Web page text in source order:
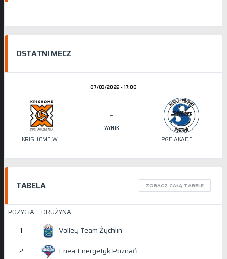
OSTATNI MECZ
07/03/2026 - 17:00
KRISHOME WRZEŚNIA PGE AKADEMIA SIATKÓWKI STILON
-
WYNIK
TABELA ZOBACZ CAŁĄ TABELĘ
POZYCJA
DRUŻYNA
1
Volley Team Żychlin
2 Enea Energetyk Poznań